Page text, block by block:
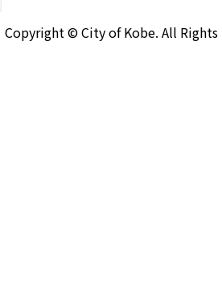
Copyright © City of Kobe. All Rights